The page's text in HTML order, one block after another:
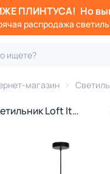
ПЛИНТУСА! Но
распродажа
магазин
Loft It